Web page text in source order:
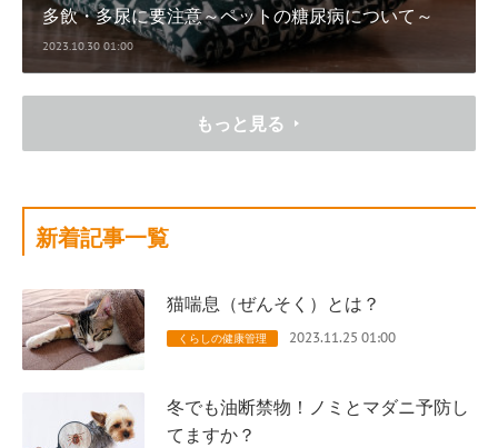
多飲・多尿に要注意～ペットの糖尿病について～
2023.10.30 01:00
もっと見る
新着記事一覧
猫喘息（ぜんそく）とは？
くらしの健康管理 2023.11.25 01:00
冬でも油断禁物！ノミとマダニ予防し
てますか？